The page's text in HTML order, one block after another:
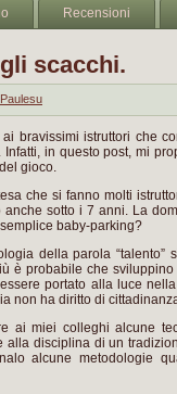
Recensioni
scacchi.
bravissimi istruttori che
in questo post, mi
gioco.
che si fanno molti
sotto i 7 anni. La
baby-parking?
della parola
è probabile che
portato alla luce
non ha diritto di
ai miei colleghi alcune
alla disciplina di un
alcune metodologie